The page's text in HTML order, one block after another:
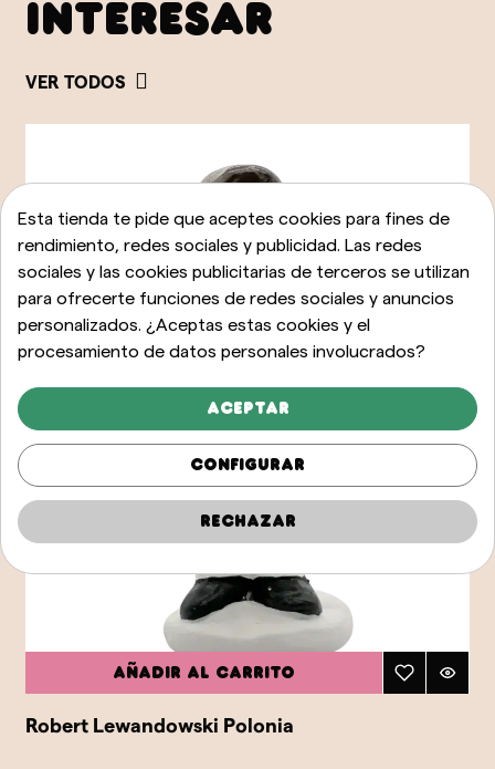
INTERESAR
VER TODOS
Añadir al carrito
Robert Lewandowski Polonia
Esta tienda te pide que aceptes cookies para fines de
rendimiento, redes sociales y publicidad. Las redes
sociales y las cookies publicitarias de terceros se utilizan
para ofrecerte funciones de redes sociales y anuncios
personalizados. ¿Aceptas estas cookies y el
procesamiento de datos personales involucrados?
Aceptar
Configurar
Rechazar